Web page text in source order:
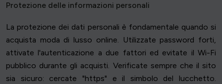
Protezione delle informazioni personali
La protezione dei dati personali è fondamentale quando si
acquista moda di lusso online. Utilizzate password forti,
attivate l'autenticazione a due fattori ed evitate il Wi-Fi
pubblico durante gli acquisti. Verificate sempre che il sito
sia sicuro: cercate "https" e il simbolo del lucchetto.